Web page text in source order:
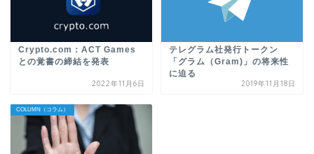
Crypto.com：ACT Games
との覚書の締結を発表
2022年11月6日
テレグラム社発行トークン
「グラム（Gram)」の将来性
に迫る
2019年11月18日
COLUMN（コラム）